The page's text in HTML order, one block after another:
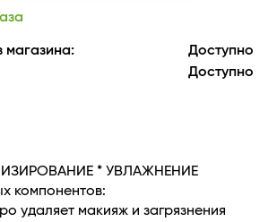
магазина:
Доступно
Доступно
* УВЛАЖНЕНИЕ
компонентов:
удаляет макияж и загрязнения